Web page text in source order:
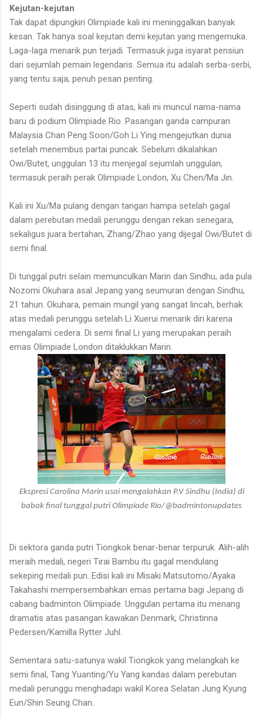
Kejutan-kejutan
Tak dapat dipungkiri Olimpiade kali ini meninggalkan banyak
kesan. Tak hanya soal kejutan demi kejutan yang mengemuka.
Laga-laga menarik pun terjadi. Termasuk juga isyarat pensiun
dari sejumlah pemain legendaris. Semua itu adalah serba-serbi,
yang tentu saja, penuh pesan penting.
Seperti sudah disinggung di atas, kali ini muncul nama-nama
baru di podium Olimpiade Rio. Pasangan ganda campuran
Malaysia Chan Peng Soon/Goh Li Ying mengejutkan dunia
setelah menembus partai puncak. Sebelum dikalahkan
Owi/Butet, unggulan 13 itu menjegal sejumlah unggulan,
termasuk peraih perak Olimpiade London, Xu Chen/Ma Jin.
Kali ini Xu/Ma pulang dengan tangan hampa setelah gagal
dalam perebutan medali perunggu dengan rekan senegara,
sekaligus juara bertahan, Zhang/Zhao yang dijegal Owi/Butet di
semi final.
Di tunggal putri selain memunculkan Marin dan Sindhu, ada pula
Nozomi Okuhara asal Jepang yang seumuran dengan Sindhu,
21 tahun. Okuhara, pemain mungil yang sangat lincah, berhak
atas medali perunggu setelah Li Xuerui menarik diri karena
mengalami cedera. Di semi final Li yang merupakan peraih
emas Olimpiade London ditaklukkan Marin.
Ekspresi Carolina Marin usai mengalahkan P.V Sindhu (India) di
babak final tunggal putri Olimpiade Rio/@badmintonupdates
Di sektora ganda putri Tiongkok benar-benar terpuruk. Alih-alih
meraih medali, negeri Tirai Bambu itu gagal mendulang
sekeping medali pun. Edisi kali ini Misaki Matsutomo/Ayaka
Takahashi mempersembahkan emas pertama bagi Jepang di
cabang badminton Olimpiade. Unggulan pertama itu menang
dramatis atas pasangan kawakan Denmark, Christinna
Pedersen/Kamilla Rytter Juhl.
Sementara satu-satunya wakil Tiongkok yang melangkah ke
semi final, Tang Yuanting/Yu Yang kandas dalam perebutan
medali perunggu menghadapi wakil Korea Selatan Jung Kyung
Eun/Shin Seung Chan